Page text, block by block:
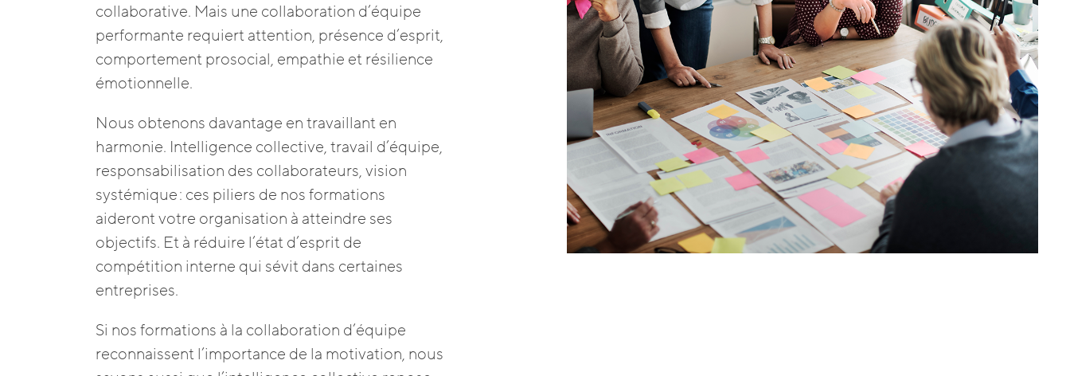
collaborative. Mais une collaboration d’équipe
performante requiert attention, présence d’esprit,
comportement prosocial, empathie et résilience
émotionnelle.
Nous obtenons davantage en travaillant en
harmonie. Intelligence collective, travail d’équipe,
responsabilisation des collaborateurs, vision
systémique : ces piliers de nos formations
aideront votre organisation à atteindre ses
objectifs. Et à réduire l’état d’esprit de
compétition interne qui sévit dans certaines
entreprises.
Si nos formations à la collaboration d’équipe
reconnaissent l’importance de la motivation, nous